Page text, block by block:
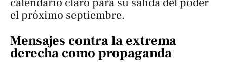
el próximo septiembre.
Mensajes contra la extrema
derecha como propaganda